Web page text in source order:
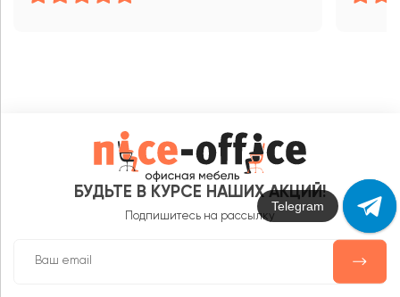
БУДЬТЕ В КУРСЕ НАШИХ АКЦИЙ!
Подпишитесь на рассылку
Max